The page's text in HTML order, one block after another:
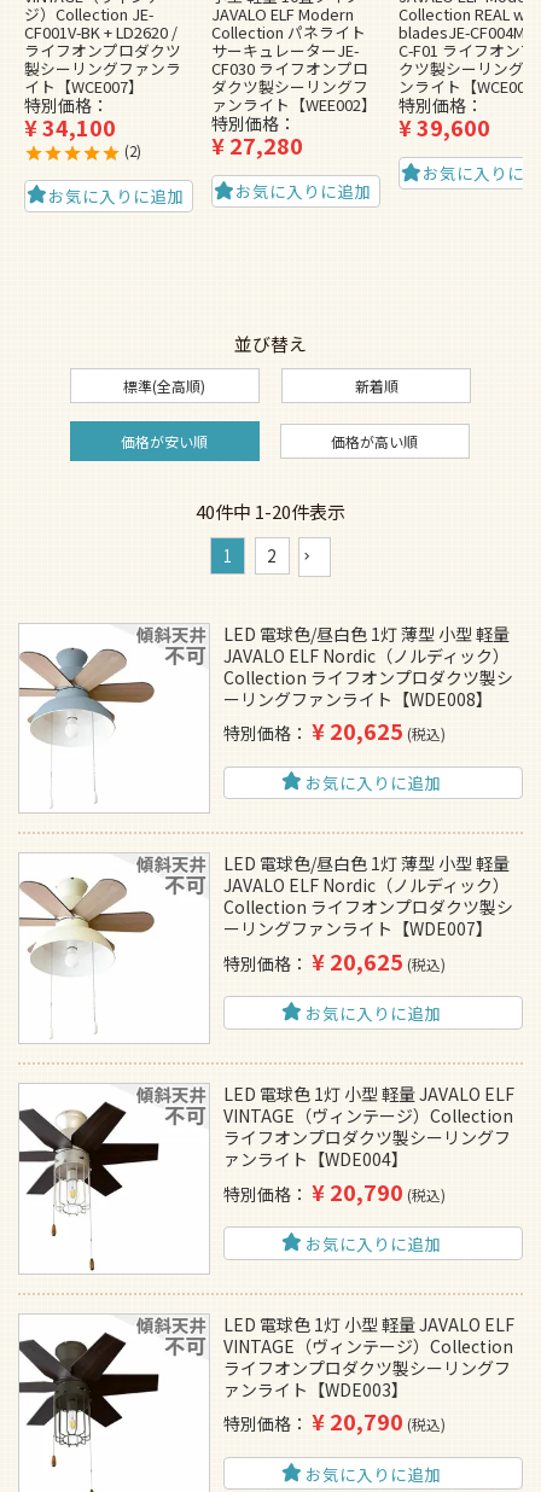
ジ）Collection JE-
CF001V-BK + LD2620 /
ライフオンプロダクツ
製シーリングファンラ
イト【WCE007】
特別価格
¥34,100
2
お気に入りに追加
JAVALO ELF Modern
Collection パネライト
サーキュレーターJE-
CF030 ライフオンプロ
ダクツ製シーリングフ
ァンライト【WEE002】
特別価格
¥27,280
お気に入りに追加
Collection REAL
bladesJE-CF004M-
C-F01 ライフオン
クツ製シーリング
ンライト【WCE009
特別価格
¥39,600
お気に入りに
並び替え
標準(全高順) 新着順
価格が安い順 価格が高い順
40件中 1-20件表示
1 2
LED 電球色/昼白色 1灯 薄型 小型 軽量
JAVALO ELF Nordic（ノルディック）
Collection ライフオンプロダクツ製シ
ーリングファンライト【WDE008】
特別価格
¥20,625 税込
お気に入りに追加
LED 電球色/昼白色 1灯 薄型 小型 軽量
JAVALO ELF Nordic（ノルディック）
Collection ライフオンプロダクツ製シ
ーリングファンライト【WDE007】
特別価格
¥20,625 税込
お気に入りに追加
LED 電球色 1灯 小型 軽量 JAVALO ELF
VINTAGE（ヴィンテージ）Collection
ライフオンプロダクツ製シーリングフ
ァンライト【WDE004】
特別価格
¥20,790 税込
お気に入りに追加
LED 電球色 1灯 小型 軽量 JAVALO ELF
VINTAGE（ヴィンテージ）Collection
ライフオンプロダクツ製シーリングフ
ァンライト【WDE003】
特別価格
¥20,790 税込
お気に入りに追加